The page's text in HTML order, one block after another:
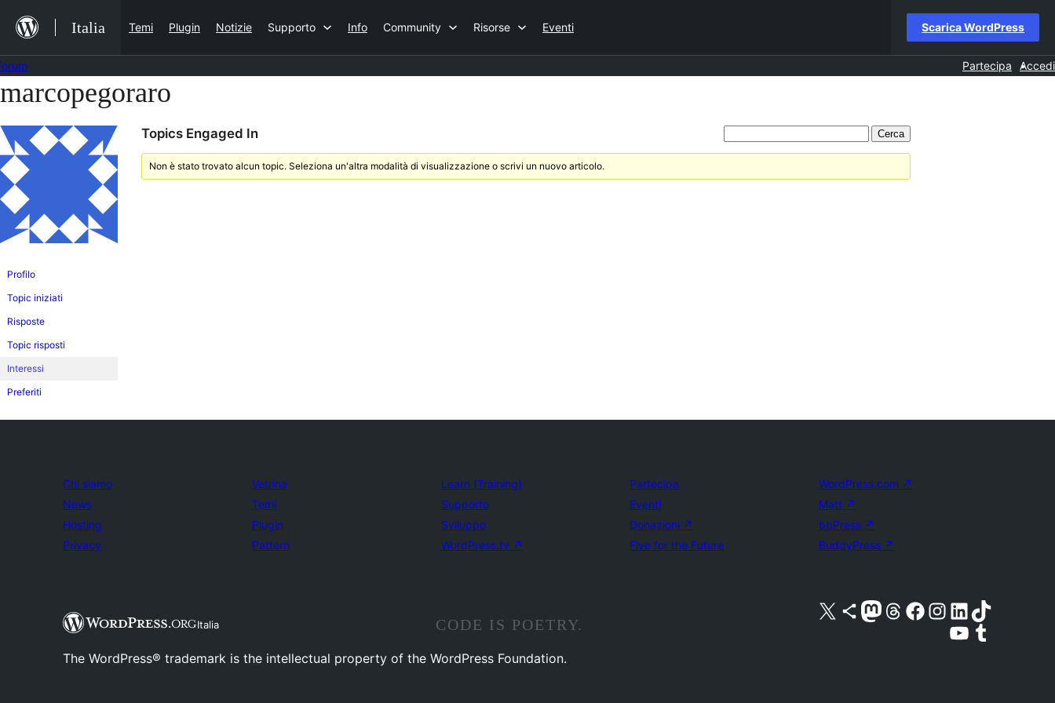
contenuto
Italia Temi Plugin Notizie Supporto Info Community Risorse Eventi Scarica WordPress
Partecipa Accedi
Vai
contenuto
marcopegoraro
Profilo
Topic iniziati
Risposte
Topic risposti
Interessi
Preferiti
Topics Engaged In
Non è stato trovato alcun topic. Seleziona un'altra modalità di visualizzazione o scrivi un nuovo articolo.
Chi siamo
News
Hosting
Privacy
Vetrina
Temi
Plugin
Pattern
Learn (Training)
Supporto
Sviluppo
WordPress.tv ↗
Partecipa
Eventi
Donazioni ↗
Five for the Future
WordPress.com ↗
Matt ↗
bbPress ↗
BuddyPress ↗
Italia
Visita il nostro account X (ex Twitter)
Visita il nostro account Bluesky
Visita il nostro account Mastodon
Visita il nostro account Threads
Visita la nostra pagina Facebook
Visita il nostro account Instagram
Visita il nostro account LinkedIn
Visita il nostro account TikTok
Visita il nostro canale YouTube
Visita il nostro account Tumblr
CODE IS POETRY.
The WordPress® trademark is the intellectual property of the WordPress Foundation.